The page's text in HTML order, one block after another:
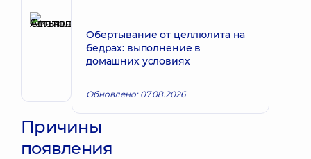
Татьяна
Анатольевна
Дерматовенеролог;
детский;
Запись к врачу
Причины
появления
Обертывание от целлюлита на
бедрах: выполнение в
домашних условиях
Обновлено: 07.08.2026